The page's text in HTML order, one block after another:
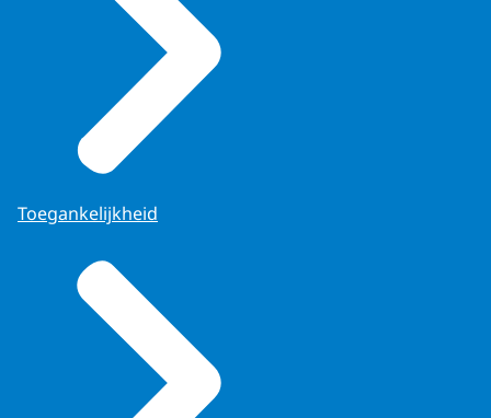
Toegankelijkheid